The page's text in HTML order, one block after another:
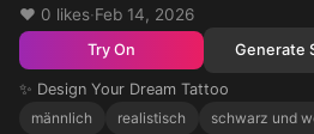
❤️ 0 likes·Feb 14, 2026
Try On Generate
✨ Design Your Dream Tattoo
männlich
realistisch schwarz und